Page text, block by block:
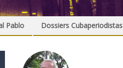
Pablo Dossiers Cubaperiodistas